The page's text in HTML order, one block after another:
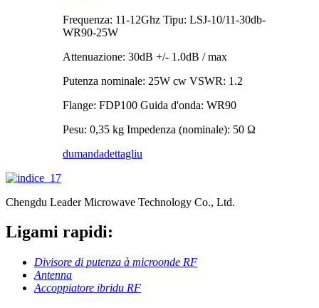
Frequenza: 11-12Ghz Tipu: LSJ-10/11-30db-
WR90-25W
Attenuazione: 30dB +/- 1.0dB / max
Putenza nominale: 25W cw VSWR: 1.2
Flange: FDP100 Guida d'onda: WR90
Pesu: 0,35 kg Impedenza (nominale): 50 Ω
dumandadettagliu
Chengdu Leader Microwave Technology Co., Ltd.
Ligami rapidi:
Divisore di putenza à microonde RF
Antenna
Accoppiatore ibridu RF